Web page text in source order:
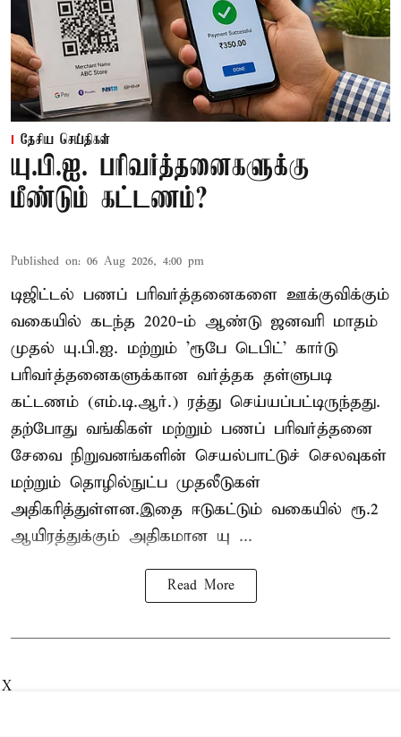
தேசிய செய்திகள்
யு.பி.ஐ. பரிவர்த்தனைகளுக்கு
மீண்டும் கட்டணம்?
Published on: 06 Aug 2026, 4:00 pm
டிஜிட்டல் பணப் பரிவர்த்தனைகளை ஊக்குவிக்கும்
வகையில் கடந்த 2020-ம் ஆண்டு ஜனவரி மாதம்
முதல் யு.பி.ஐ. மற்றும் 'ரூபே டெபிட்' கார்டு
பரிவர்த்தனைகளுக்கான வர்த்தக தள்ளுபடி
கட்டணம் (எம்.டி.ஆர்.) ரத்து செய்யப்பட்டிருந்தது.
தற்போது வங்கிகள் மற்றும் பணப் பரிவர்த்தனை
சேவை நிறுவனங்களின் செயல்பாட்டுச் செலவுகள்
மற்றும் தொழில்நுட்ப முதலீடுகள்
அதிகரித்துள்ளன.இதை ஈடுகட்டும் வகையில் ரூ.2
ஆயிரத்துக்கும் அதிகமான யு ...
Read More
X